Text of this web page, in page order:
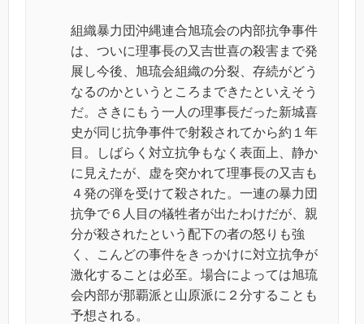
組織暴力団沖縄連合旭琉会の内部抗争事件
は、ついに理事長の又吉世喜の殺害まで発
展し今後、旭琉会組織の分裂、存続がどう
なるのかというところまできたといえそう
だ。さきにもう一人の理事長だった新城喜
史が同じ抗争事件で射殺されてから約１年
目。しばらく対立抗争もなく表面上、静か
に見えたが、虚を突かれて理事長の又吉も
４発の弾を受けて殺された。一連の暴力団
抗争で６人目の犠牲者が出たわけだが、親
分が殺されたという配下の者の怒りも強
く、こんどの事件をきっかけに対立抗争が
激化することは必至。場合によっては旭琉
会内部が那覇派と山原派に２分することも
予想される。